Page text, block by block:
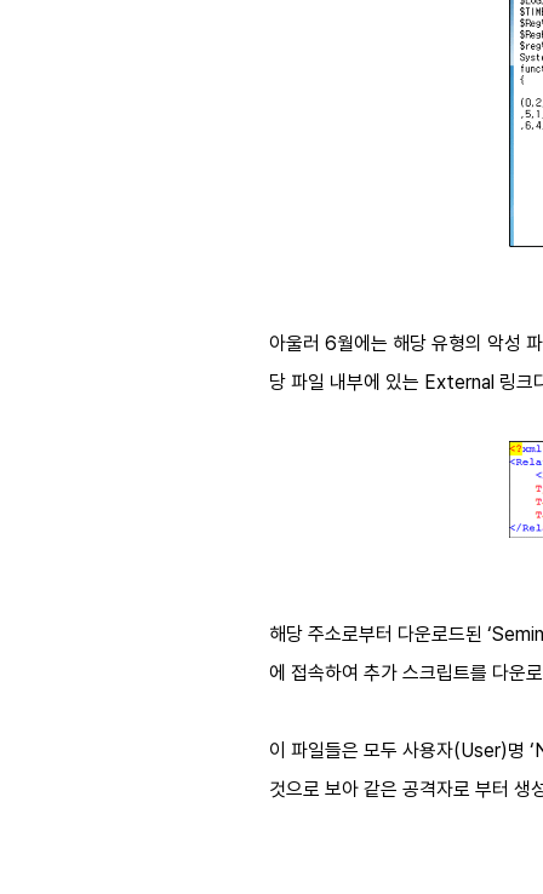
아울러 6월에는 해당 유형의 악성
당 파일 내부에 있는 External 링크
해당 주소로부터 다운로드된
에 접속하여 추가 스크립트를 다운
이 파일들은 모두 사용자(User)명
것으로 보아 같은 공격자로 부터 생